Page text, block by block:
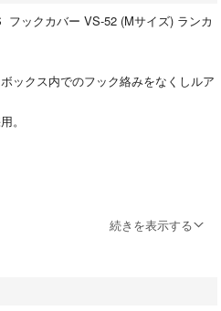
ックカバー VS-52 (Mサイズ) ランカ
ックス内でのフック絡みをなくしルア
。
経質な方や完璧を求められる方のご購
りますが
ございますのでご了承願います
続きを表示する